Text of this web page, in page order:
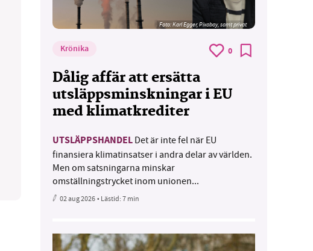
Foto:Karl Egger, Pixabay, samt privat
Krönika 0
Dålig affär att ersätta
utsläppsminskningar i EU
med klimatkrediter
UTSLÄPPSHANDEL Det är inte fel när EU
finansiera klimatinsatser i andra delar av världen.
Men om satsningarna minskar
omställningstrycket inom unionen...
02 aug 2026• Lästid:7 min